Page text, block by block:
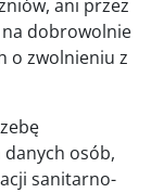
ani przez
dobrowolnie
o zwolnieniu z
osób,
sanitarno-